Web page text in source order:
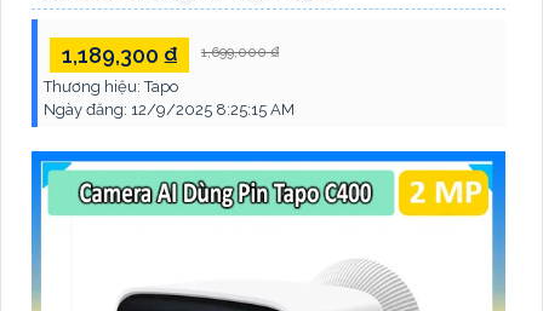
1,189,300 ₫ 1,699,000 ₫
Thương hiệu:Tapo
Ngày đăng: 12/9/2025 8:25:15 AM